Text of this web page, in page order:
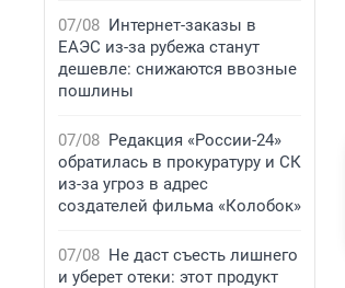
07/08 Интернет-заказы в
ЕАЭС из-за рубежа станут
дешевле: снижаются ввозные
пошлины
07/08 Редакция «России-24»
обратилась в прокуратуру и СК
из-за угроз в адрес
создателей фильма «Колобок»
07/08 Не даст съесть лишнего
и уберет отеки: этот продукт